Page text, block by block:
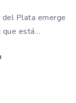
del Plata emerge
que está…